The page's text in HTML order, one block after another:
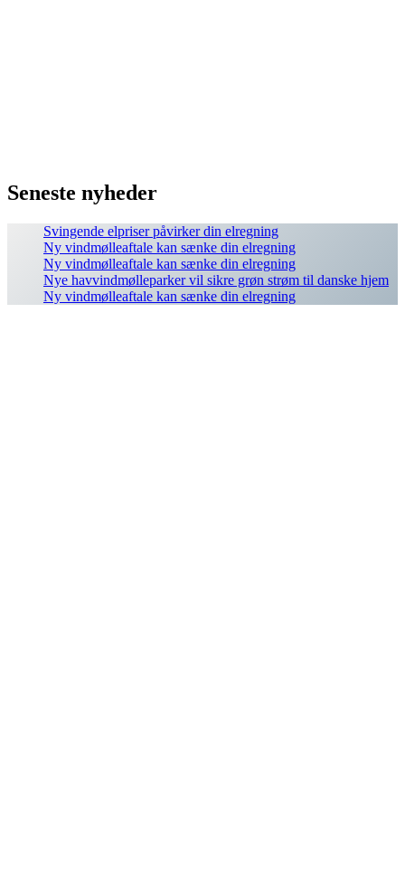
Seneste nyheder
Svingende elpriser påvirker din elregning
Ny vindmølleaftale kan sænke din elregning
Ny vindmølleaftale kan sænke din elregning
Nye havvindmølleparker vil sikre grøn strøm til danske hjem
Ny vindmølleaftale kan sænke din elregning